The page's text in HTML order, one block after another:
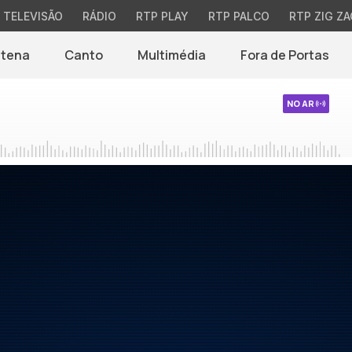
TELEVISÃO RÁDIO RTP PLAY RTP PALCO RTP ZIG
Canto Multimédia Fora de Portas
NO AR